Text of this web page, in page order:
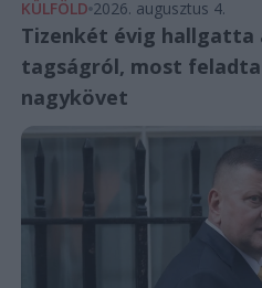
KÜLFÖLD 2026. augusztus 4.
Tizenkét évig hallgatta
tagságról, most
nagykövet